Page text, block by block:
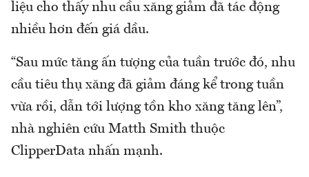
liệu cho thấy nhu cầu xăng giảm đã tác động
nhiều hơn đến giá dầu.
“Sau mức tăng ấn tượng của tuần trước đó, nhu
cầu tiêu thụ xăng đã giảm đáng kể trong tuần
vừa rồi, dẫn tới lượng tồn kho xăng tăng lên”,
nhà nghiên cứu Matth Smith thuộc
ClipperData nhấn mạnh.